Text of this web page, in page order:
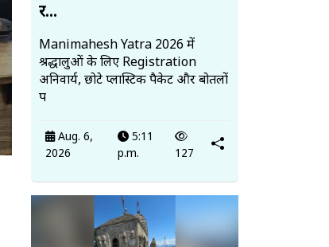
र...
Manimahesh Yatra 2026 में
श्रद्धालुओं के लिए Registration
अनिवार्य, छोटे प्लास्टिक पैकेट और बोतलों
प
Aug. 6,
2026
5:11
p.m.
127